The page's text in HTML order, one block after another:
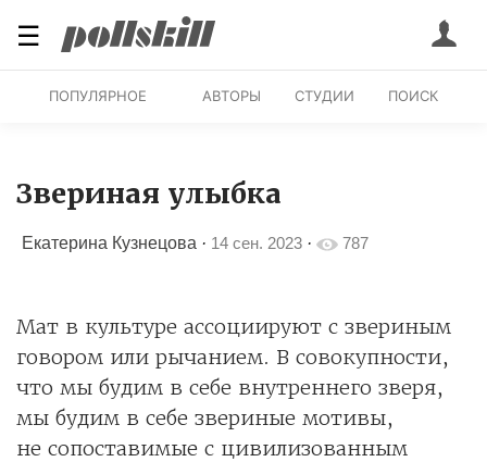
☰
ПОПУЛЯРНОЕ АВТОРЫ СТУДИИ ПОИСК
Звериная улыбка
Екатерина Кузнецова · 14 сен. 2023 · 787
Мат в культуре ассоциируют с звериным
говором или рычанием. В совокупности,
что мы будим в себе внутреннего зверя,
мы будим в себе звериные мотивы,
не сопоставимые с цивилизованным